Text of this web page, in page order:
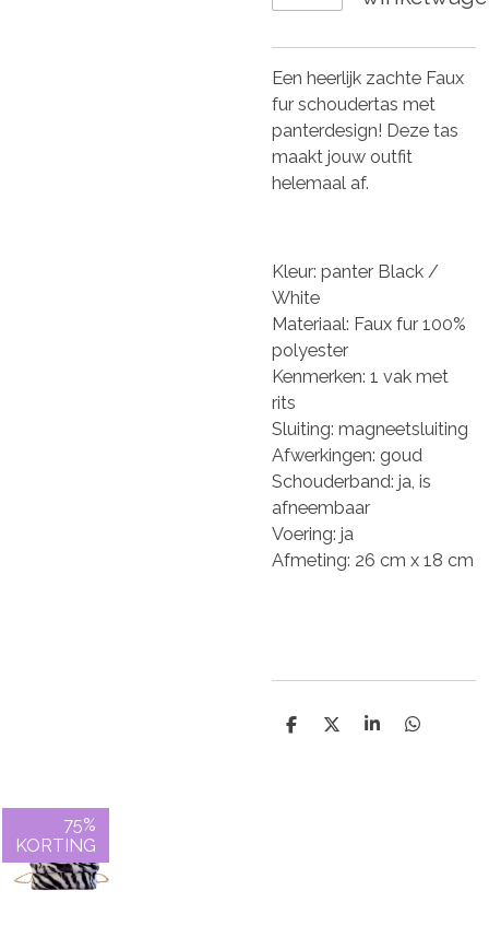
Een heerlijk zachte Faux
fur schoudertas met
panterdesign! Deze tas
maakt jouw outfit
helemaal af.
Kleur: panter Black /
White
Materiaal: Faux fur 100%
polyester
Kenmerken: 1 vak met
rits
Sluiting: magneetsluiting
Afwerkingen: goud
Schouderband: ja, is
afneembaar
Voering: ja
Afmeting: 26 cm x 18 cm
D
D
S
D
75%
KORTING